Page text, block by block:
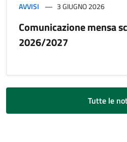
AVVISI 3 GIUGNO 2026
Comunicazione mensa
2026/2027
Tutte le